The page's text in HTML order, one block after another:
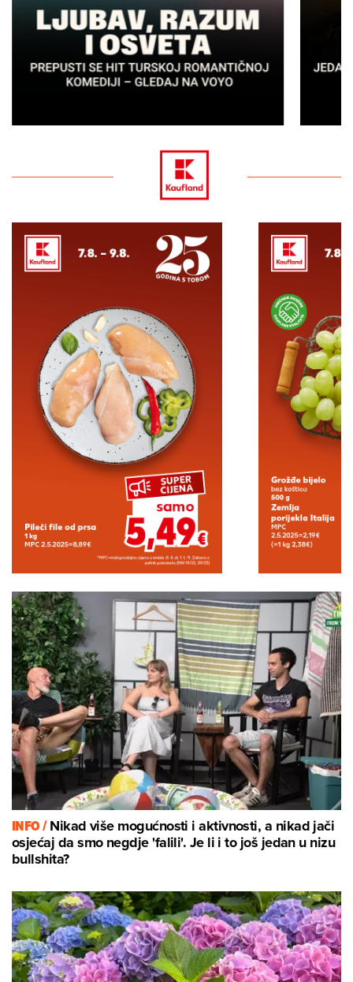
INFO /Nikad više mogućnosti i aktivnosti, a nikad jači
osjećaj da smo negdje 'falili'. Je li i to još jedan u nizu
bullshita?